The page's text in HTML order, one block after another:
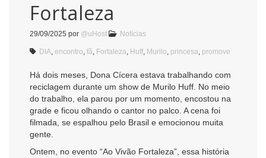
Fortaleza
29/09/2025 por @uHost Notícias
DIA encontro fã Fortaleza Huff Murilo princesa promove
Há dois meses, Dona Cícera estava trabalhando com
reciclagem durante um show de Murilo Huff. No meio
do trabalho, ela parou por um momento, encostou na
grade e ficou olhando o cantor no palco. A cena foi
filmada, se espalhou pelo Brasil e emocionou muita
gente.
Ontem, no evento “Ao Vivão Fortaleza”, essa história